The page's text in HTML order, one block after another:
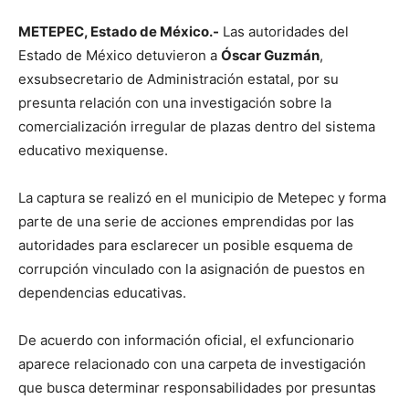
METEPEC, Estado de México.- Las autoridades del
Estado de México detuvieron a Óscar Guzmán,
exsubsecretario de Administración estatal, por su
presunta relación con una investigación sobre la
comercialización irregular de plazas dentro del sistema
educativo mexiquense.
La captura se realizó en el municipio de Metepec y forma
parte de una serie de acciones emprendidas por las
autoridades para esclarecer un posible esquema de
corrupción vinculado con la asignación de puestos en
dependencias educativas.
De acuerdo con información oficial, el exfuncionario
aparece relacionado con una carpeta de investigación
que busca determinar responsabilidades por presuntas